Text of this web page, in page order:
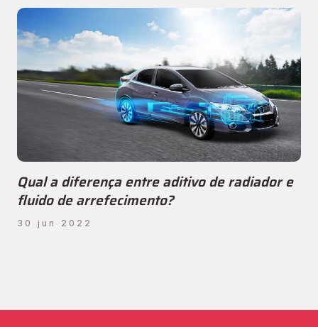
Qual a diferença entre aditivo de radiador e
fluido de arrefecimento?
30 jun 2022